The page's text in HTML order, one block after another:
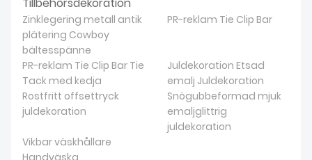
Zinklegering metall antik
plätering Cowboy
bältesspänne
PR-reklam Tie Clip Bar
PR-reklam Tie Clip Bar Tie
Tack med kedja
Juldekoration Etsad
emalj Juldekoration
Rostfritt offsettryck
juldekoration
Snögubbeformad mjuk
emaljglittrig
juldekoration
Vikbar väskhållare
Handväska